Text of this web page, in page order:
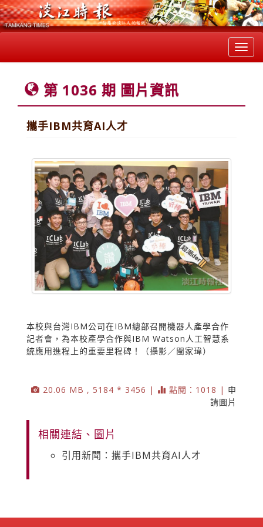
第 1036 期 圖片資訊
攜手IBM共育AI人才
本校與台灣IBM公司在IBM總部召開機器人產學合作
記者會，為本校產學合作與IBM Watson人工智慧系
統應用進程上的重要里程碑！（攝影／閩家瑋）
20.06 MB , 5184 * 3456 | 點閱：1018 | 申
請圖片
相關連結、圖片
引用新聞：攜手IBM共育AI人才